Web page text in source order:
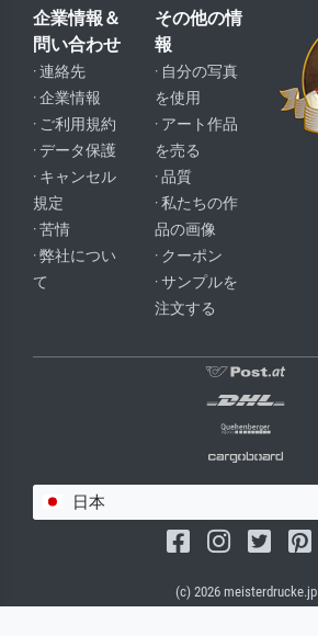
企業情報＆
問い合わせ
· 連絡先
· 企業情報
· ご利用規約
· データ保護
· キャンセル
規定
· 苦情
· 弊社につい
て
その他の情
報
· 自分の写真
を使用
· アート作品
を売る
· 品質
· 私たちの作
品の画像
· クーポン
· サンプルを
注文する
日本
(c) 2026 meisterdrucke.jp